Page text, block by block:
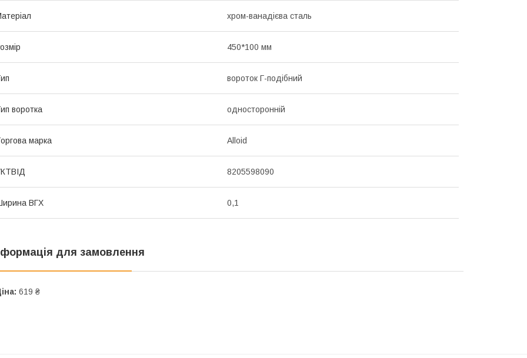
хром-ванадієва сталь
450*100 мм
вороток Г-подібний
воротка односторонній
марка Alloid
8205598090
ВГХ 0,1
для замовлення
619 ₴